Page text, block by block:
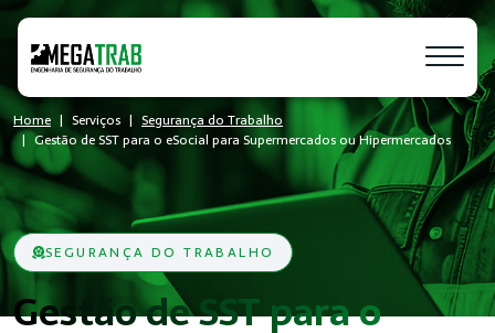
Home Serviços
Segurança do Trabalho
Gestão de SST para o eSocial para Supermercados ou Hipermercados
SEGURANÇA DO TRABALHO
Gestão de SST para o